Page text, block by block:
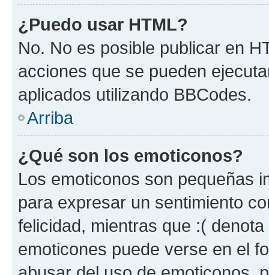
¿Puedo usar HTML?
No. No es posible publicar en
acciones que se pueden
aplicados utilizando BBCodes.
Arriba
¿Qué son los emoticonos?
Los emoticonos son pequeñas
para expresar un sentimiento
felicidad, mientras que :(
emoticones puede verse en el